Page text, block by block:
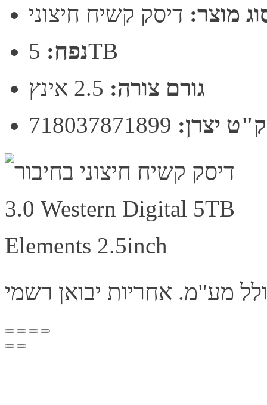
מוצר: דיסק קשיח חיצוני
נפח:5TB
גורם צורה:
יצרן: